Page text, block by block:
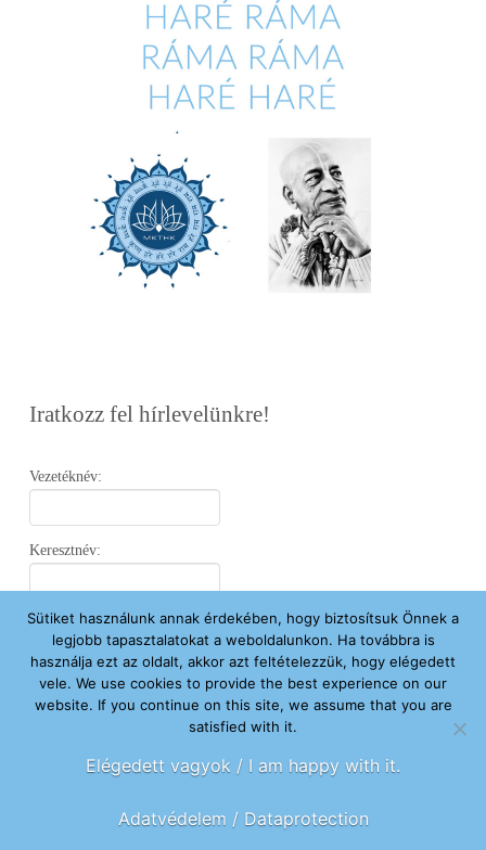
Iratkozz fel hírlevelünkre!
Vezetéknév:
Keresztnév:
Email:
Elfogadom az Adatvédelmi Nyilatkozatot.
SEGÍTENÉK
Sütiket használunk annak érdekében, hogy biztosítsuk Önnek a
legjobb tapasztalatokat a weboldalunkon. Ha továbbra is
használja ezt az oldalt, akkor azt feltételezzük, hogy elégedett
vele. We use cookies to provide the best experience on our
website. If you continue on this site, we assume that you are
satisfied with it.
Elégedett vagyok / I am happy with it.
Adatvédelem / Dataprotection